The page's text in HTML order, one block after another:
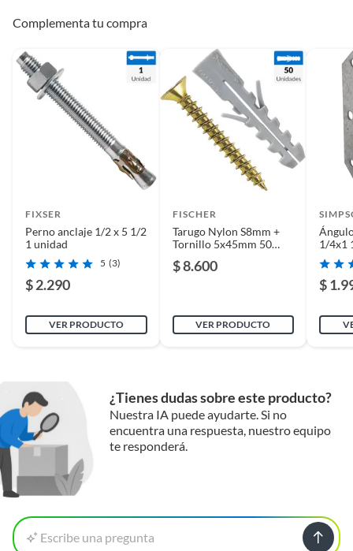
Complementa tu compra
FIXSER
Perno anclaje 1/2 x 5 1/2
1 unidad
5 (3)
$ 2.290
VER PRODUCTO
FISCHER
Tarugo Nylon S8mm +
Tornillo 5x45mm 50
$ 8.600
VER PRODUCTO
1/4x1
$
¿Tienes dudas sobre este producto?
Nuestra IA puede ayudarte. Si no
encuentra una respuesta, nuestro equipo
te responderá.
Escribe una pregunta